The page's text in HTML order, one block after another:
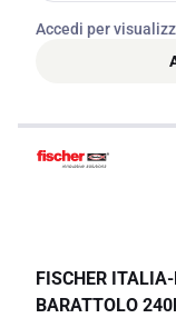
Accedi per
FISCHER ITALIA-
BARATTOLO